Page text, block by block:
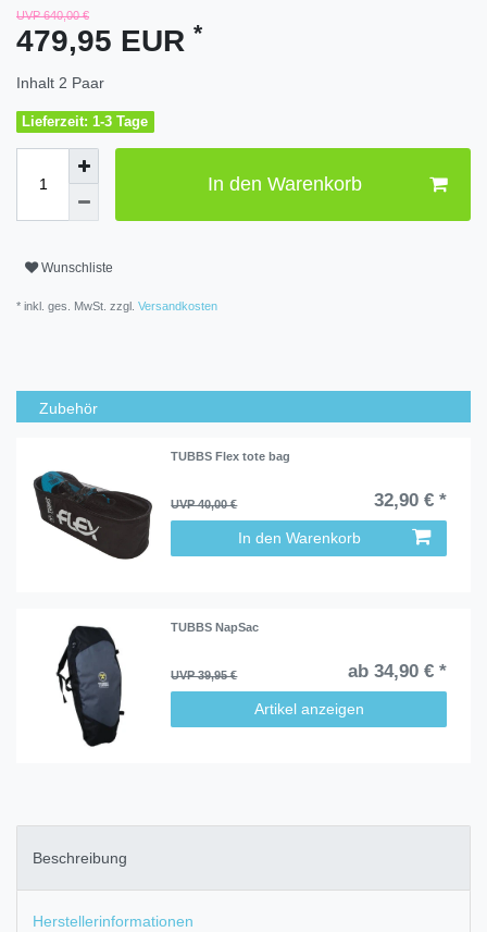
UVP 640,00 €
479,95 EUR *
Inhalt 2 Paar
Lieferzeit: 1-3 Tage
In den Warenkorb
Wunschliste
* inkl. ges. MwSt. zzgl. Versandkosten
Zubehör
TUBBS Flex tote bag
UVP 40,00 € 32,90 € *
In den Warenkorb
TUBBS NapSac
UVP 39,95 € ab 34,90 € *
Artikel anzeigen
Beschreibung
Herstellerinformationen